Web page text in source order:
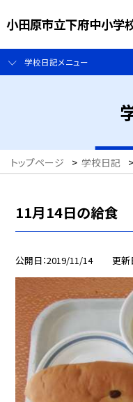
小田原市立下府中小学
学校日記メニュー
トップページ > 学校日記 >
11月14日の給食
公開日 2019/11/14 更新